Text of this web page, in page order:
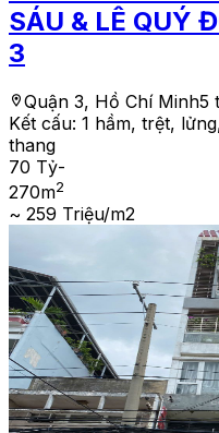
SÁU & LÊ QUÝ
3
Quận 3, Hồ Chí Minh5
Kết cấu: 1 hầm, trệt,
thang
70 Tỷ-
270m2
~ 259 Triệu/m2